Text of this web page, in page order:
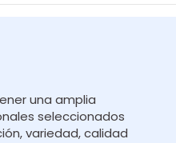
una amplia
seleccionados
variedad, calidad